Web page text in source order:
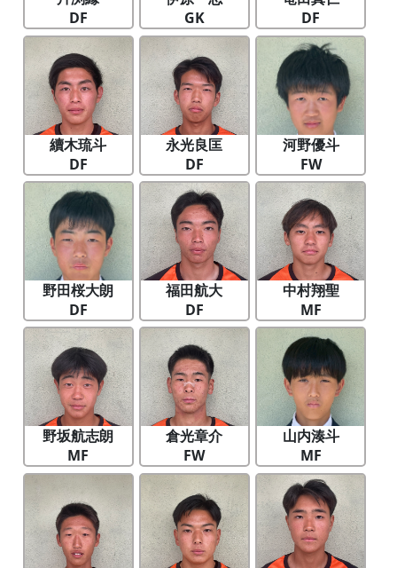
DF
GK
DF
續木琉斗
DF
永光良匡
DF
河野優斗
FW
野田桜大朗
DF
福田航大
DF
中村翔聖
MF
野坂航志朗
MF
倉光章介
FW
山内湊斗
MF